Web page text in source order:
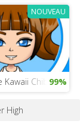
NOUVEAU
Kawaii Chibi99%
High